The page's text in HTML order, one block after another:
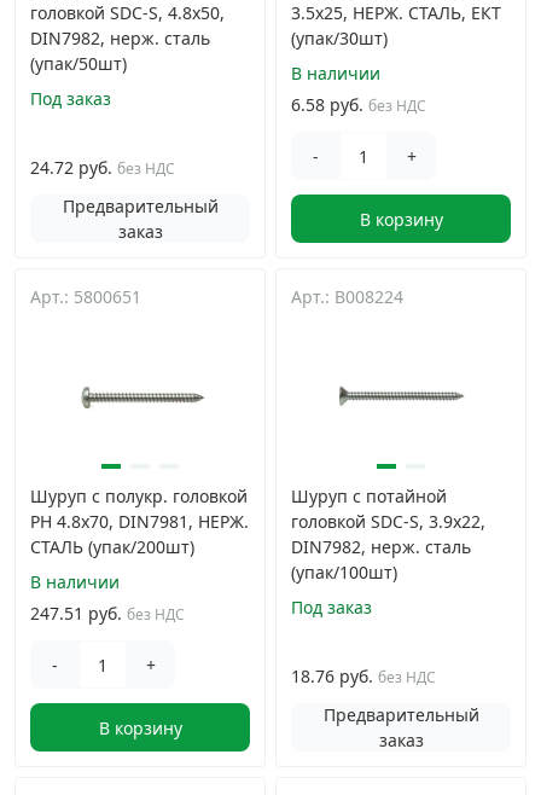
головкой SDC-S, 4.8х50,
DIN7982, нерж. сталь
(упак/50шт)
Под заказ
24.72 руб. без НДС
Предварительный
заказ
3.5х25, НЕРЖ. СТАЛЬ, ЕКТ
(упак/30шт)
В наличии
6.58 руб. без НДС
- +
В корзину
Арт.: 5800651
Шуруп с полукр. головкой
PH 4.8х70, DIN7981, НЕРЖ.
СТАЛЬ (упак/200шт)
В наличии
247.51 руб. без НДС
- +
В корзину
Арт.: B008224
Шуруп с потайной
головкой SDC-S, 3.9х22,
DIN7982, нерж. сталь
(упак/100шт)
Под заказ
18.76 руб. без НДС
Предварительный
заказ